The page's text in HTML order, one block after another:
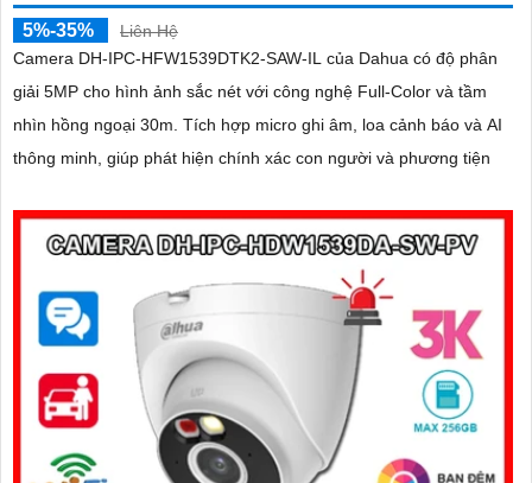
5%-35%
Liên Hệ
Camera DH-IPC-HFW1539DTK2-SAW-IL của Dahua có độ phân
giải 5MP cho hình ảnh sắc nét với công nghệ Full-Color và tầm
nhìn hồng ngoại 30m. Tích hợp micro ghi âm, loa cảnh báo và AI
thông minh, giúp phát hiện chính xác con người và phương tiện